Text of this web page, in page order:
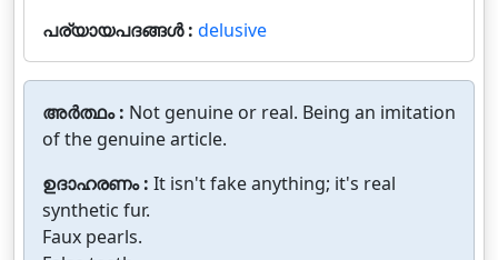
പര്യായപദങ്ങൾ : delusive
അർത്ഥം : Not genuine or real. Being an imitation
of the genuine article.
ഉദാഹരണം : It isn't fake anything; it's real
synthetic fur.
Faux pearls.